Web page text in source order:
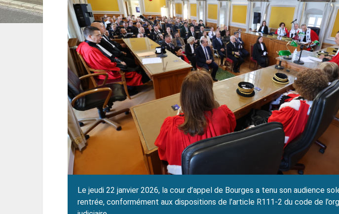
Le jeudi 22 janvier 2026, la cour d’appel de Bourges a tenu son audience
rentrée, conformément aux dispositions de l’article R111-2 du code de